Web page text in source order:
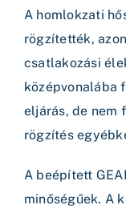
A homlokzati
rögzítették,
csatlakozási
középvonalába
eljárás, de nem
rögzítés
A beépített
minőségűek. A